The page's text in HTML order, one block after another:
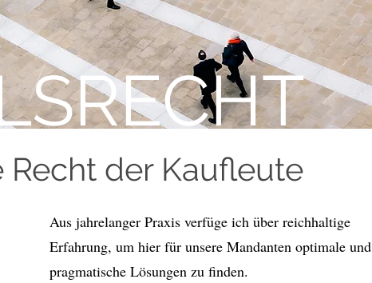
der Kaufleute
Aus jahrelanger Praxis verfüge ich über reichhaltige
Erfahrung, um hier für unsere Mandanten optimale und
pragmatische Lösungen zu finden.